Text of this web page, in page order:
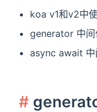
koa v1和v2中
generator 中间
async await 中